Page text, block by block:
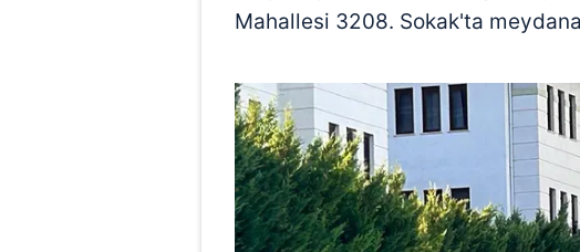
Mahallesi 3208. Sokak'ta